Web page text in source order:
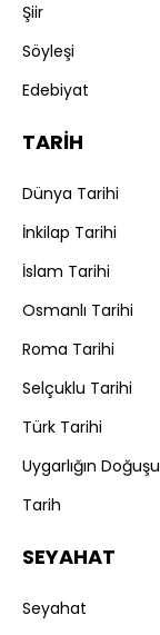
Şiir
Söyleşi
Edebiyat
TARİH
Dünya Tarihi
İnkilap Tarihi
İslam Tarihi
Osmanlı Tarihi
Roma Tarihi
Selçuklu Tarihi
Türk Tarihi
Uygarlığın Doğuşu
Tarih
SEYAHAT
Seyahat